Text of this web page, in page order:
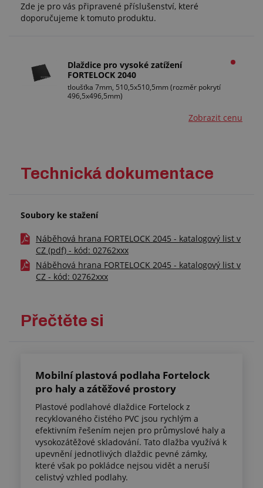
Zde je pro vás připravené příslušenství, které
doporučujeme k tomuto produktu.
Dlaždice pro vysoké zatížení
FORTELOCK 2040
tloušťka 7mm, 510,5x510,5mm (rozměr pokrytí
496,5x496,5mm)
Zobrazit cenu
Technická dokumentace
Soubory ke stažení
Náběhová hrana FORTELOCK 2045 - katalogový list v
CZ (pdf) - kód: 02762xxx
Náběhová hrana FORTELOCK 2045 - katalogový list v
CZ - kód: 02762xxx
Přečtěte si
Mobilní plastová podlaha Fortelock
pro haly a zátěžové prostory
Plastové podlahové dlaždice Fortelock z
recyklovaného čistého PVC jsou rychlým a
efektivním řešením nejen pro průmyslové haly a
vysokozátěžové skladování. Tato dlažba využívá k
upevnění jednotlivých dlaždic pevné zámky,
které však po pokládce nejsou vidět a neruší
celistvý vzhled podlahy.